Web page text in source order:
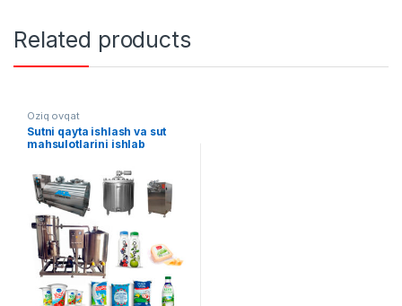
Related products
Oziq ovqat
Sutni qayta ishlash va sut
mahsulotlarini ishlab